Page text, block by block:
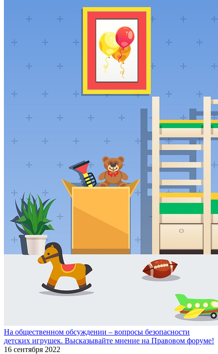
На общественном обсуждении – вопросы безопасности
детских игрушек. Высказывайте мнение на Правовом форуме!
16 сентября 2022